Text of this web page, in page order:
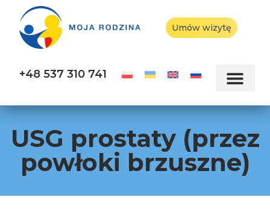
+48 537 310 741
Umów wizytę
USG prostaty (przez
powłoki brzuszne)